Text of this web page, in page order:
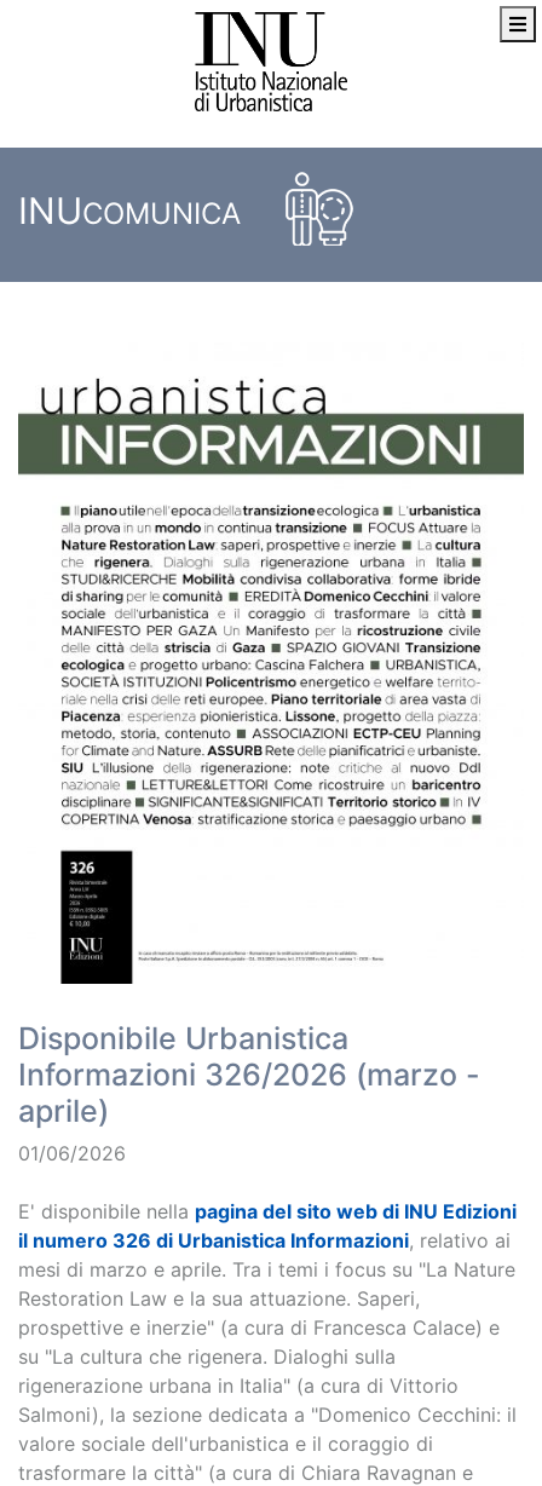
INUCOMUNICA
Disponibile Urbanistica
Informazioni 326/2026 (marzo -
aprile)
01/06/2026
E' disponibile nella pagina del sito web di INU Edizioni
il numero 326 di Urbanistica Informazioni, relativo ai
mesi di marzo e aprile. Tra i temi i focus su "La Nature
Restoration Law e la sua attuazione. Saperi,
prospettive e inerzie" (a cura di Francesca Calace) e
su "La cultura che rigenera. Dialoghi sulla
rigenerazione urbana in Italia" (a cura di Vittorio
Salmoni), la sezione dedicata a "Domenico Cecchini: il
valore sociale dell'urbanistica e il coraggio di
trasformare la città" (a cura di Chiara Ravagnan e